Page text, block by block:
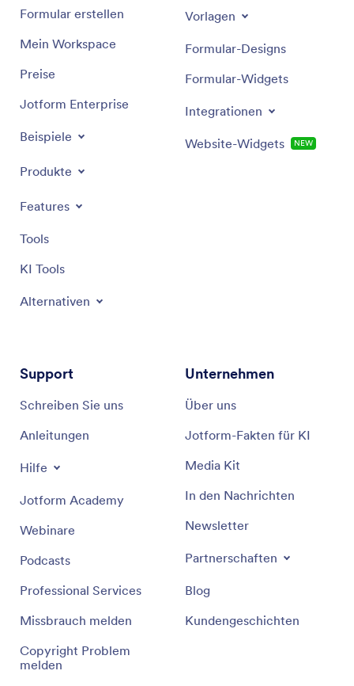
Formular erstellen
Mein Workspace
Preise
Jotform Enterprise
Beispiele
Produkte
Features
Tools
KI Tools
Alternativen
Vorlagen
Formular-Designs
Formular-Widgets
Integrationen
Website-Widgets NEW
Support
Schreiben Sie uns
Anleitungen
Hilfe
Jotform Academy
Webinare
Podcasts
Professional Services
Missbrauch melden
Copyright Problem
melden
Unternehmen
Über uns
Jotform-Fakten für KI
Media Kit
In den Nachrichten
Newsletter
Partnerschaften
Blog
Kundengeschichten